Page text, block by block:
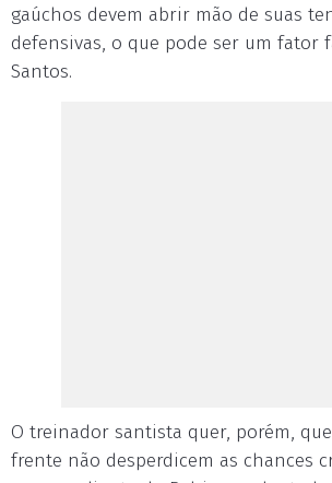
gaúchos devem abrir mão de suas
defensivas, o que pode ser um fator
Santos.
O treinador santista quer, porém,
frente não desperdicem as chances